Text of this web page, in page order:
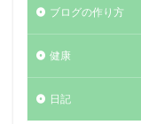
ブログの作り方
健康
日記